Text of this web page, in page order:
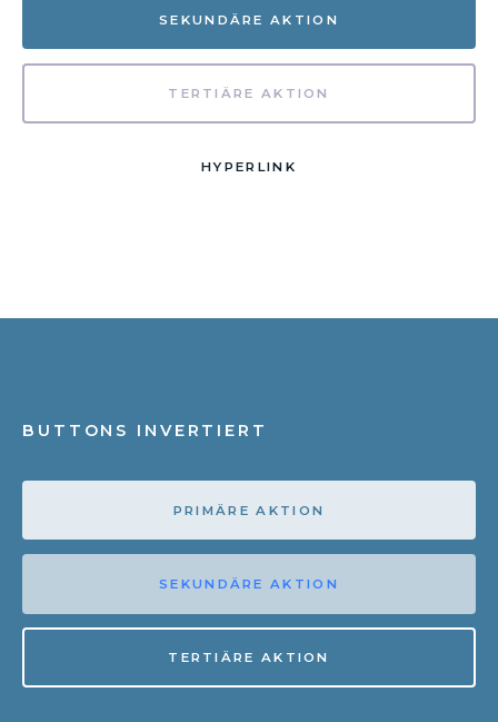
SEKUNDÄRE AKTION
TERTIÄRE AKTION
HYPERLINK
BUTTONS INVERTIERT
PRIMÄRE AKTION
SEKUNDÄRE AKTION
TERTIÄRE AKTION